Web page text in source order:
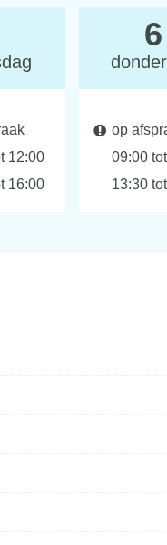
12:00
16:00
6
op
09:00 tot
&
13:30 tot